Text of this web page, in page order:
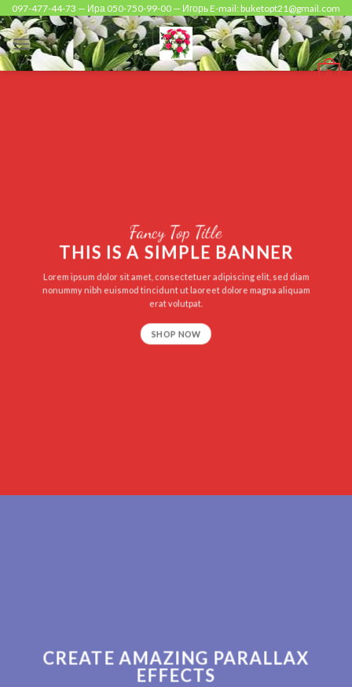
Skip
to
content
097-477-44-73 — Ира 050-750-99-00 — Игорь E-mail: buketopt21@gmail.com
0
Fancy Top Title
THIS IS A SIMPLE BANNER
Lorem ipsum dolor sit amet, consectetuer adipiscing elit, sed diam
nonummy nibh euismod tincidunt ut laoreet dolore magna aliquam
erat volutpat.
SHOP NOW
CREATE AMAZING PARALLAX
EFFECTS